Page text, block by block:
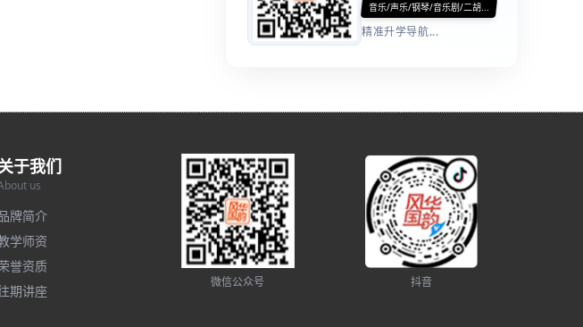
音乐/声乐/钢琴/音乐剧/二胡...
精准升学导航...
于我们
us
牌简介
学师资
誉资质
期讲座
微信公众号 抖音